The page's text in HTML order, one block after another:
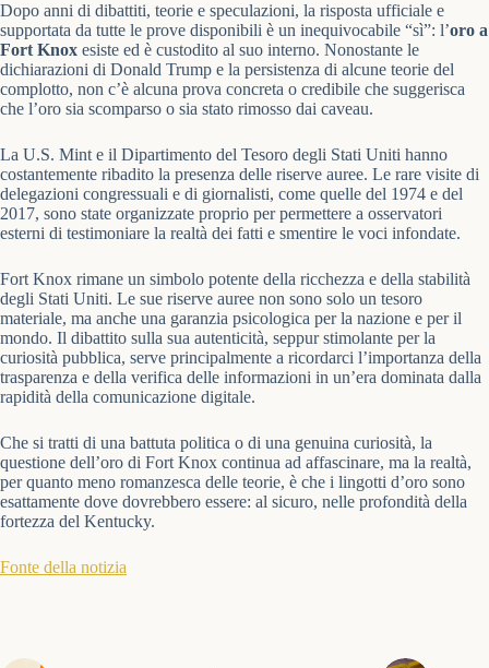
Dopo anni di dibattiti, teorie e speculazioni, la risposta ufficiale e
supportata da tutte le prove disponibili è un inequivocabile “sì”: l’oro a
Fort Knox esiste ed è custodito al suo interno. Nonostante le
dichiarazioni di Donald Trump e la persistenza di alcune teorie del
complotto, non c’è alcuna prova concreta o credibile che suggerisca
che l’oro sia scomparso o sia stato rimosso dai caveau.
La U.S. Mint e il Dipartimento del Tesoro degli Stati Uniti hanno
costantemente ribadito la presenza delle riserve auree. Le rare visite di
delegazioni congressuali e di giornalisti, come quelle del 1974 e del
2017, sono state organizzate proprio per permettere a osservatori
esterni di testimoniare la realtà dei fatti e smentire le voci infondate.
Fort Knox rimane un simbolo potente della ricchezza e della stabilità
degli Stati Uniti. Le sue riserve auree non sono solo un tesoro
materiale, ma anche una garanzia psicologica per la nazione e per il
mondo. Il dibattito sulla sua autenticità, seppur stimolante per la
curiosità pubblica, serve principalmente a ricordarci l’importanza della
trasparenza e della verifica delle informazioni in un’era dominata dalla
rapidità della comunicazione digitale.
Che si tratti di una battuta politica o di una genuina curiosità, la
questione dell’oro di Fort Knox continua ad affascinare, ma la realtà,
per quanto meno romanzesca delle teorie, è che i lingotti d’oro sono
esattamente dove dovrebbero essere: al sicuro, nelle profondità della
fortezza del Kentucky.
Fonte della notizia